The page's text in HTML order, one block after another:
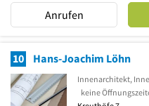
Anrufen
10 Hans-Joachim Löhn
Innenarchitekt,
keine